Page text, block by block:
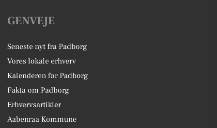
GENVEJE
Seneste nyt fra Padborg
Vores lokale erhverv
Kalenderen for Padborg
Fakta om Padborg
Erhvervsartikler
Aabenraa Kommune